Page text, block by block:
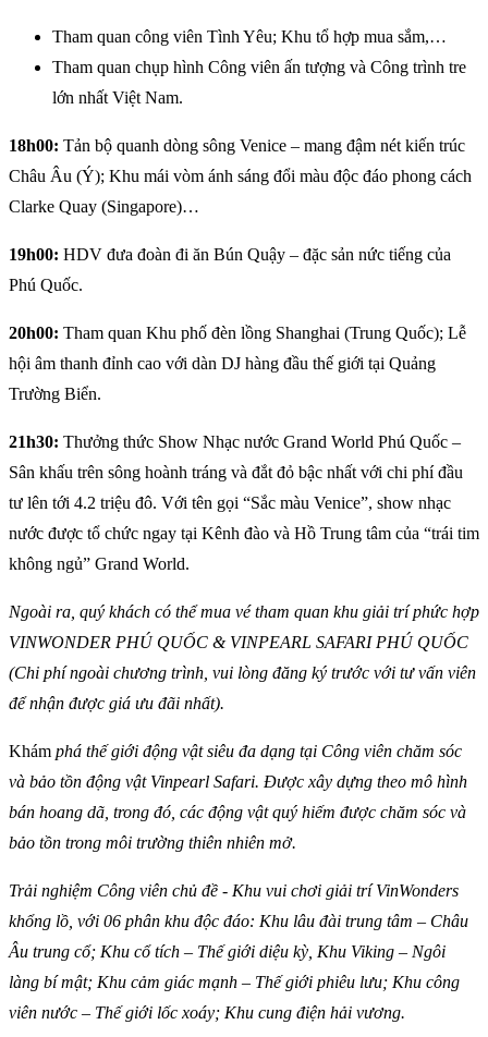
Tham quan công viên Tình Yêu; Khu tổ hợp mua sắm,…
Tham quan chụp hình Công viên ấn tượng và Công trình tre
lớn nhất Việt Nam.
18h00: Tản bộ quanh dòng sông Venice – mang đậm nét kiến trúc
Châu Âu (Ý); Khu mái vòm ánh sáng đổi màu độc đáo phong cách
Clarke Quay (Singapore)…
19h00: HDV đưa đoàn đi ăn Bún Quậy – đặc sản nức tiếng của
Phú Quốc.
20h00: Tham quan Khu phố đèn lồng Shanghai (Trung Quốc); Lễ
hội âm thanh đỉnh cao với dàn DJ hàng đầu thế giới tại Quảng
Trường Biển.
21h30: Thưởng thức Show Nhạc nước Grand World Phú Quốc –
Sân khấu trên sông hoành tráng và đắt đỏ bậc nhất với chi phí đầu
tư lên tới 4.2 triệu đô. Với tên gọi “Sắc màu Venice”, show nhạc
nước được tổ chức ngay tại Kênh đào và Hồ Trung tâm của “trái tim
không ngủ” Grand World.
Ngoài ra, quý khách có thể mua vé tham quan khu giải trí phức hợp
VINWONDER PHÚ QUỐC & VINPEARL SAFARI PHÚ QUỐC
(Chi phí ngoài chương trình, vui lòng đăng ký trước với tư vấn viên
để nhận được giá ưu đãi nhất).
Khám phá thế giới động vật siêu đa dạng tại Công viên chăm sóc
và bảo tồn động vật Vinpearl Safari. Được xây dựng theo mô hình
bán hoang dã, trong đó, các động vật quý hiếm được chăm sóc và
bảo tồn trong môi trường thiên nhiên mở.
Trải nghiệm Công viên chủ đề - Khu vui chơi giải trí VinWonders
khổng lồ, với 06 phân khu độc đáo: Khu lâu đài trung tâm – Châu
Âu trung cổ; Khu cổ tích – Thế giới diệu kỳ, Khu Viking – Ngôi
làng bí mật; Khu cảm giác mạnh – Thế giới phiêu lưu; Khu công
viên nước – Thế giới lốc xoáy; Khu cung điện hải vương.